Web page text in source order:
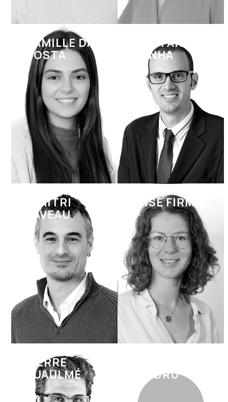
CAMILLE DA
COSTA
TRISTAN DA
CUNHA
DIMITRI
DAVEAU
ELISE FIRMIN
PIERRE
HUAULMÉ
LANDRU